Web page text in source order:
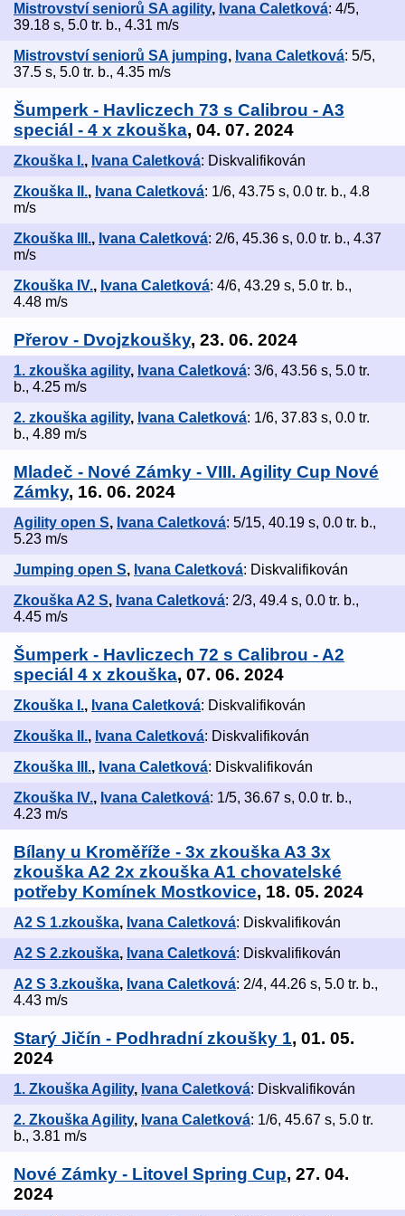
Mistrovství seniorů SA agility, Ivana Caletková: 4/5,
39.18 s, 5.0 tr. b., 4.31 m/s
Mistrovství seniorů SA jumping, Ivana Caletková: 5/5,
37.5 s, 5.0 tr. b., 4.35 m/s
Šumperk - Havliczech 73 s Calibrou - A3
speciál - 4 x zkouška, 04. 07. 2024
Zkouška I., Ivana Caletková: Diskvalifikován
Zkouška II., Ivana Caletková: 1/6, 43.75 s, 0.0 tr. b., 4.8
m/s
Zkouška III., Ivana Caletková: 2/6, 45.36 s, 0.0 tr. b., 4.37
m/s
Zkouška IV., Ivana Caletková: 4/6, 43.29 s, 5.0 tr. b.,
4.48 m/s
Přerov - Dvojzkoušky, 23. 06. 2024
1. zkouška agility, Ivana Caletková: 3/6, 43.56 s, 5.0 tr.
b., 4.25 m/s
2. zkouška agility, Ivana Caletková: 1/6, 37.83 s, 0.0 tr.
b., 4.89 m/s
Mladeč - Nové Zámky - VIII. Agility Cup Nové
Zámky, 16. 06. 2024
Agility open S, Ivana Caletková: 5/15, 40.19 s, 0.0 tr. b.,
5.23 m/s
Jumping open S, Ivana Caletková: Diskvalifikován
Zkouška A2 S, Ivana Caletková: 2/3, 49.4 s, 0.0 tr. b.,
4.45 m/s
Šumperk - Havliczech 72 s Calibrou - A2
speciál 4 x zkouška, 07. 06. 2024
Zkouška I., Ivana Caletková: Diskvalifikován
Zkouška II., Ivana Caletková: Diskvalifikován
Zkouška III., Ivana Caletková: Diskvalifikován
Zkouška IV., Ivana Caletková: 1/5, 36.67 s, 0.0 tr. b.,
4.23 m/s
Bílany u Kroměříže - 3x zkouška A3 3x
zkouška A2 2x zkouška A1 chovatelské
potřeby Komínek Mostkovice, 18. 05. 2024
A2 S 1.zkouška, Ivana Caletková: Diskvalifikován
A2 S 2.zkouška, Ivana Caletková: Diskvalifikován
A2 S 3.zkouška, Ivana Caletková: 2/4, 44.26 s, 5.0 tr. b.,
4.43 m/s
Starý Jičín - Podhradní zkoušky 1, 01. 05.
2024
1. Zkouška Agility, Ivana Caletková: Diskvalifikován
2. Zkouška Agility, Ivana Caletková: 1/6, 45.67 s, 5.0 tr.
b., 3.81 m/s
Nové Zámky - Litovel Spring Cup, 27. 04.
2024